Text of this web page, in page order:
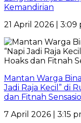
Kemandirian
21 April 2026 | 3:09
Mantan Warga
Jadi Raja Kecil” di
dan Fitnah
7 April 2026 | 3:15